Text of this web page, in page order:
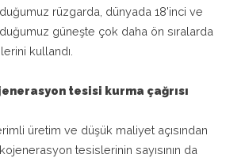
rüzgarda, dünyada 18'inci ve
güneşte çok daha ön sıralarda
kullandı.
tesisi kurma çağrısı
üretim ve düşük maliyet açısından
tesislerinin sayısının da